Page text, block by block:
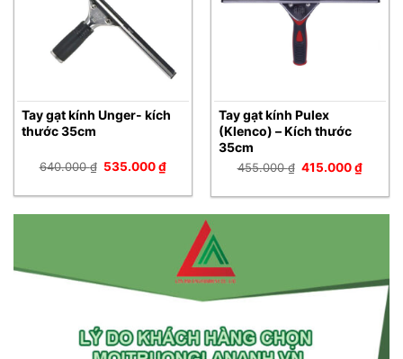
Tay gạt kính Unger- kích
thước 35cm
640.000₫ Giá
640.000 ₫.
535.000₫Giá
là:
535.000 ₫.
Tay gạt kính Pulex
(Klenco) – Kích thước
35cm
455.000₫ Giá
455.000 ₫.
415.000₫Giá
là: